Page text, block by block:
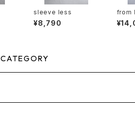
sleeve less
¥8,790
from
CATEGORY